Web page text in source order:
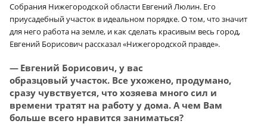
Собрания Нижегородской области Евгений Люлин. Его
приусадебный участок в идеальном порядке. О том, что значит
для него работа на земле, и как сделать красивым весь город,
Евгений Борисович рассказал «Нижегородской правде».
— Евгений Борисович, у вас
образцовый участок. Все ухожено, продумано,
сразу чувствуется, что хозяева много сил и
времени тратят на работу у дома. А чем Вам
больше всего нравится заниматься?